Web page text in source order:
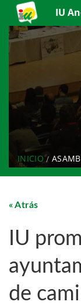
IU
INICIO
Atrás
IU
de